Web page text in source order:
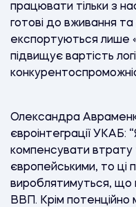
працювати тільки з
готові до вживання
експортуються лише
підвищує вартість
Олександра
євроінтеграції
компенсувати втрату
європейськими, то ці
вироблятимуться, що
ВВП. Крім